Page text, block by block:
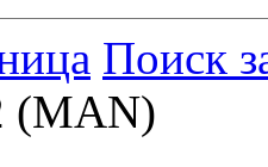
Поиск
(MAN)